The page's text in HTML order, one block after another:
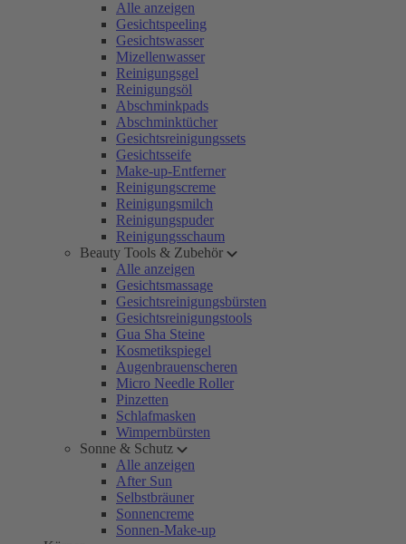
Alle anzeigen
Gesichtspeeling
Gesichtswasser
Mizellenwasser
Reinigungsgel
Reinigungsöl
Abschminkpads
Abschminktücher
Gesichtsreinigungssets
Gesichtsseife
Make-up-Entferner
Reinigungscreme
Reinigungsmilch
Reinigungspuder
Reinigungsschaum
Beauty Tools & Zubehör
Alle anzeigen
Gesichtsmassage
Gesichtsreinigungsbürsten
Gesichtsreinigungstools
Gua Sha Steine
Kosmetikspiegel
Augenbrauenscheren
Micro Needle Roller
Pinzetten
Schlafmasken
Wimpernbürsten
Sonne & Schutz
Alle anzeigen
After Sun
Selbstbräuner
Sonnencreme
Sonnen-Make-up